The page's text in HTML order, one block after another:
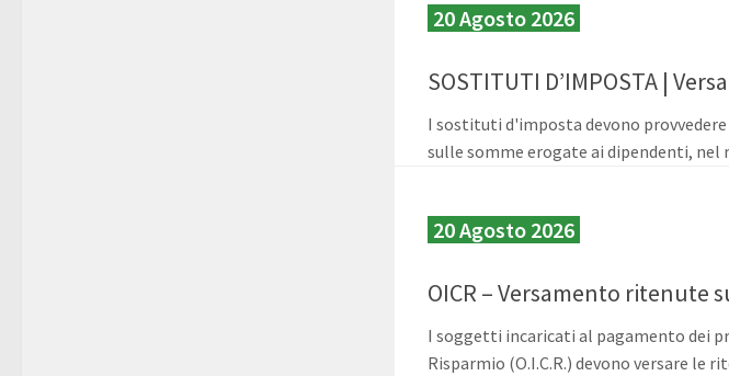
20 Agosto 2026
SOSTITUTI D’IMPOSTA |
I sostituti d'imposta devono
sulle somme erogate ai dipendenti, nel
20 Agosto 2026
OICR – Versamento ritenute
I soggetti incaricati al pagamento dei
Risparmio (O.I.C.R.) devono versare le